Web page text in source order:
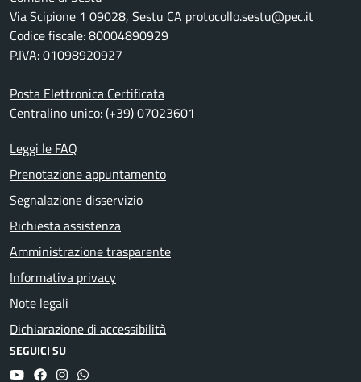
Via Scipione 1 09028, Sestu CA protocollo.sestu@pec.it
Codice fiscale: 80004890929
P.IVA: 01098920927
Posta Elettronica Certificata
Centralino unico: (+39) 07023601
Leggi le FAQ
Prenotazione appuntamento
Segnalazione disservizio
Richiesta assistenza
Amministrazione trasparente
Informativa privacy
Note legali
Dichiarazione di accessibilità
SEGUICI SU
YouTubeFacebookInstagram
Whatsapp